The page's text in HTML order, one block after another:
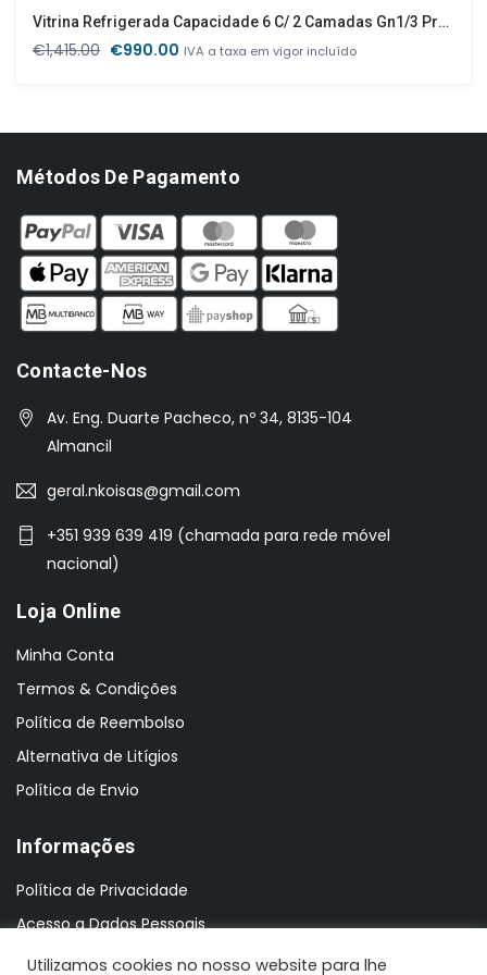
Vitrina Refrigerada Capacidade 6 C/ 2 Camadas Gn1/3 Preto
€1,415.00 O
€990.00 O
IVA a taxa em vigor incluído
Métodos De Pagamento
Contacte-Nos
Av. Eng. Duarte Pacheco, nº 34, 8135-104
Almancil
geral.nkoisas@gmail.com
+351 939 639 419 (chamada para rede móvel
nacional)
Loja Online
Minha Conta
Termos & Condições
Política de Reembolso
Alternativa de Litígios
Política de Envio
Informações
Política de Privacidade
Acesso a Dados Pessoais
Utilizamos cookies no nosso website para lhe